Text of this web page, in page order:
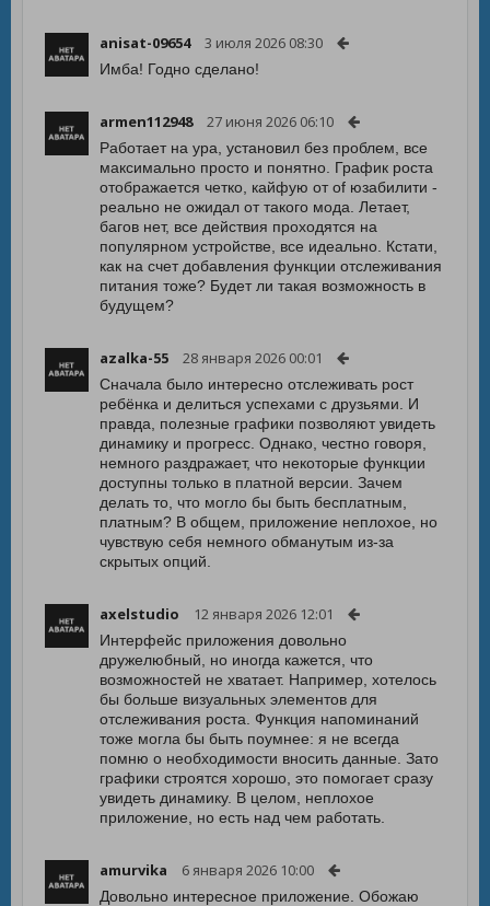
anisat-09654 3 июля 2026 08:30
Имба! Годно сделано!
armen112948 27 июня 2026 06:10
Работает на ура, установил без проблем, все
максимально просто и понятно. График роста
отображается четко, кайфую от of юзабилити -
реально не ожидал от такого мода. Летает,
багов нет, все действия проходятся на
популярном устройстве, все идеально. Кстати,
как на счет добавления функции отслеживания
питания тоже? Будет ли такая возможность в
будущем?
azalka-55 28 января 2026 00:01
Сначала было интересно отслеживать рост
ребёнка и делиться успехами с друзьями. И
правда, полезные графики позволяют увидеть
динамику и прогресс. Однако, честно говоря,
немного раздражает, что некоторые функции
доступны только в платной версии. Зачем
делать то, что могло бы быть бесплатным,
платным? В общем, приложение неплохое, но
чувствую себя немного обманутым из-за
скрытых опций.
axelstudio 12 января 2026 12:01
Интерфейс приложения довольно
дружелюбный, но иногда кажется, что
возможностей не хватает. Например, хотелось
бы больше визуальных элементов для
отслеживания роста. Функция напоминаний
тоже могла бы быть поумнее: я не всегда
помню о необходимости вносить данные. Зато
графики строятся хорошо, это помогает сразу
увидеть динамику. В целом, неплохое
приложение, но есть над чем работать.
amurvika 6 января 2026 10:00
Довольно интересное приложение. Обожаю